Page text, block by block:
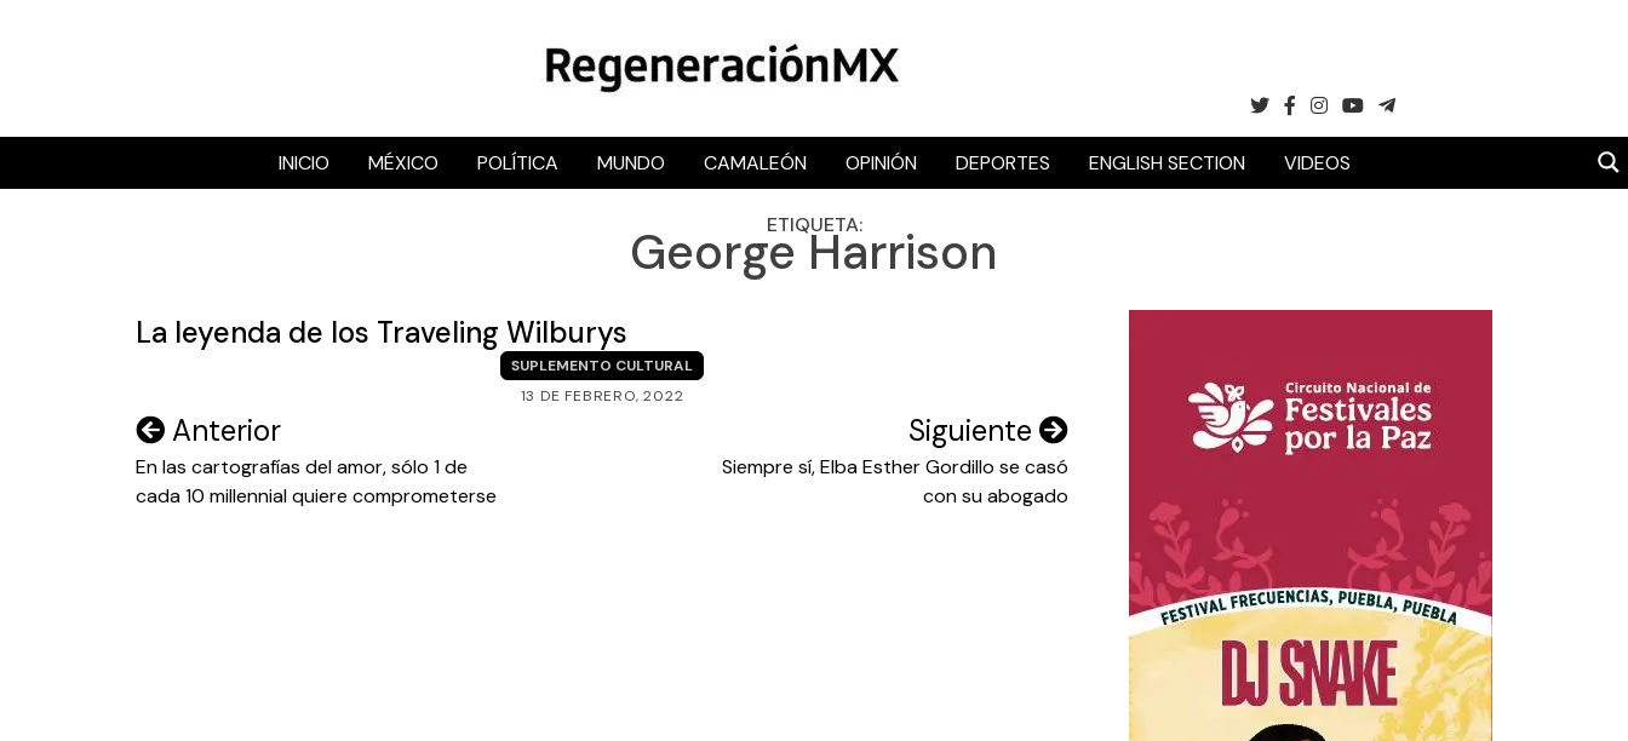
RegeneraciónMX
Sitio de noticias libre e independiente
INICIO MÉXICO POLÍTICA MUNDO CAMALEÓN OPINIÓN DEPORTES ENGLISH SECTION VIDEOS
ETIQUETA:
George Harrison
La leyenda de los Traveling Wilburys
SUPLEMENTO CULTURAL
13 DE FEBRERO, 2022
Navegación
de
Anterior
En las cartografías del amor, sólo 1 de
cada 10 millennial quiere comprometerse
Siguiente
Siempre sí, Elba Esther Gordillo se casó
con su abogado